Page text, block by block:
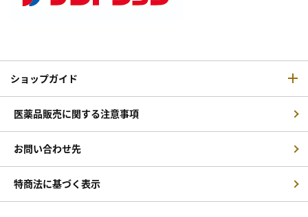
ショップガイド
医薬品販売に関する注意事項
お問い合わせ先
特商法に基づく表示